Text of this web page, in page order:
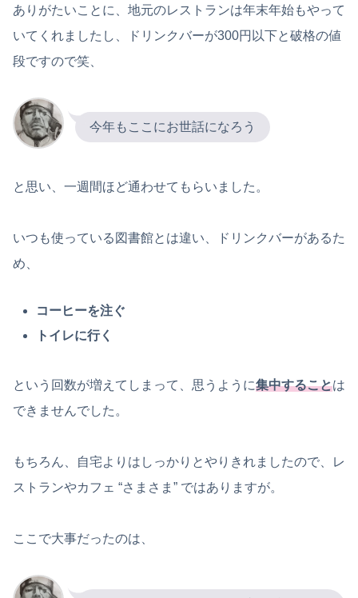
ありがたいことに、地元のレストランは年末年始もやって
いてくれましたし、ドリンクバーが300円以下と破格の値
段ですので笑、
今年もここにお世話になろう
と思い、一週間ほど通わせてもらいました。
いつも使っている図書館とは違い、ドリンクバーがあるた
め、
コーヒーを注ぐ
トイレに行く
という回数が増えてしまって、思うように集中することは
できませんでした。
もちろん、自宅よりはしっかりとやりきれましたので、レ
ストランやカフェ “さまさま” ではありますが。
ここで大事だったのは、